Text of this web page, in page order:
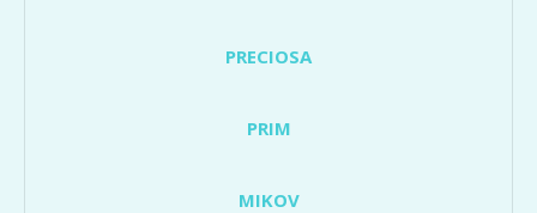
PRECIOSA
PRIM
MIKOV